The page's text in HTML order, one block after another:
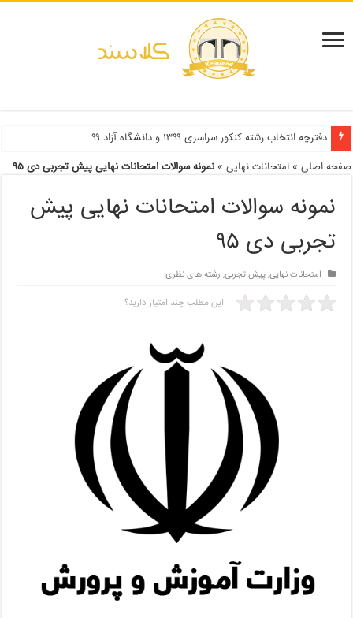
دفترچه انتخاب رشته کنکور سراسری ۱۳۹۹ و دانشگاه آزاد ۹۹
شهریه پردیس خودگردان ۱۴۰۰-۱۴۰۱
صفحه اصلی »امتحانات نهایی »نمونه سوالات امتحانات نهایی پیش تجربی دی ۹۵
نمونه سوالات امتحانات نهایی پیش
تجربی دی ۹۵
امتحانات نهایی,پیش تجربی, رشته های نظری
این مطلب چند امتیاز دارید؟